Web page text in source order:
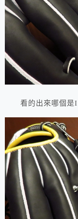
看的出來哪個是I